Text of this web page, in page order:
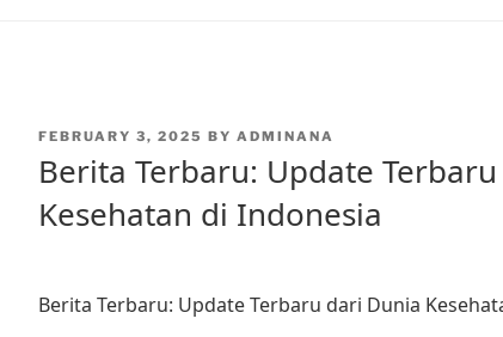
POSTED
FEBRUARY 3, 2025 BY ADMINANA
Berita Terbaru: Update
Kesehatan di Indonesia
Berita Terbaru: Update Terbaru dari Dunia